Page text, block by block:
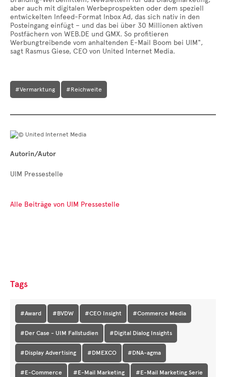
aber auch mit digitalen Werbeprospekten oder dem speziell
entwickelten Infeed-Format Inbox Ad, das sich nativ in den
Posteingang einfügt – und das bei über 30 Millionen aktiven
Postfächern von WEB.DE und GMX. So profitieren
Werbungtreibende vom anhaltenden E-Mail Boom bei UIM",
sagt Rasmus Giese, CEO von United Internet Media.
#Vermarktung #Reichweite
Autorin/Autor
UIM Pressestelle
Alle Beiträge von UIM Pressestelle
Tags
#Award #BVDW #CEO Insight #Commerce Media
#Der Case - UIM Fallstudien #Digital Dialog Insights
#Display Advertising #DMEXCO #DNA-agma
#E-Commerce #E-Mail Marketing #E-Mail Marketing Serie